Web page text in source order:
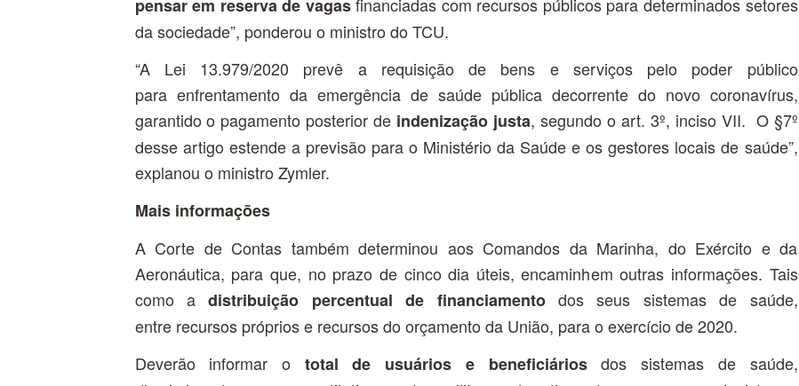
pensar em reserva de vagas
da sociedade”, ponderou o ministro do TCU.
“A Lei 13.979/2020 prevê a requisição de bens e serviços pelo poder público
para enfrentamento da emergência de saúde pública decorrente do novo coronavírus,
garantido o pagamento posterior de indenização justa, segundo o art. 3º, inciso VII. O §7º
desse artigo estende a previsão para o Ministério da Saúde e os gestores locais de saúde”,
explanou o ministro Zymler.
Mais informações
A Corte de Contas também determinou aos Comandos da Marinha, do Exército e da
Aeronáutica, para que, no prazo de cinco dia úteis, encaminhem outras informações. Tais
como adistribuição percentual de financiamentodos seus sistemas de saúde,
entre recursos próprios e recursos do orçamento da União, para o exercício de 2020.
Deverão informar o total de usuários e beneficiáriosdos sistemas de saúde,